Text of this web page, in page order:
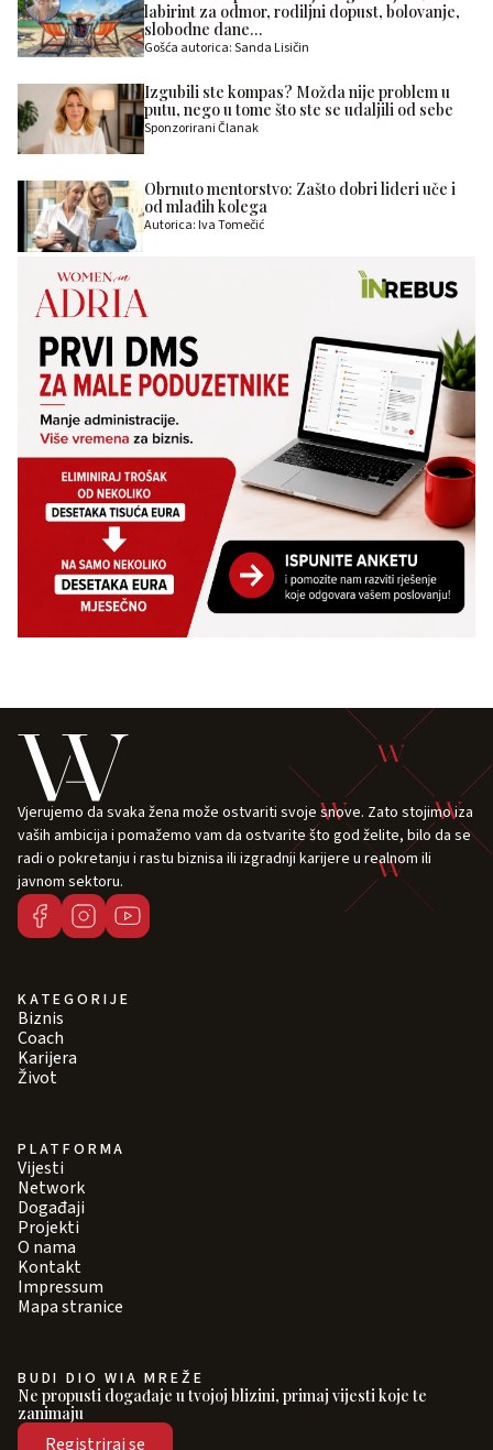
labirint za odmor, rodiljni dopust, bolovanje,
slobodne dane…
Gošća autorica: Sanda Lisičin
Izgubili ste kompas? Možda nije problem u
putu, nego u tome što ste se udaljili od sebe
Sponzorirani Članak
Obrnuto mentorstvo: Zašto dobri lideri uče i
od mlađih kolega
Autorica: Iva Tomečić
Vjerujemo da svaka žena može ostvariti svoje snove. Zato stojimo iza
vaših ambicija i pomažemo vam da ostvarite što god želite, bilo da se
radi o pokretanju i rastu biznisa ili izgradnji karijere u realnom ili
javnom sektoru.
KATEGORIJE
Biznis
Coach
Karijera
Život
PLATFORMA
Vijesti
Network
Događaji
Projekti
O nama
Kontakt
Impressum
Mapa stranice
BUDI DIO WIA MREŽE
Ne propusti događaje u tvojoj blizini, primaj vijesti koje te
zanimaju
Registriraj se